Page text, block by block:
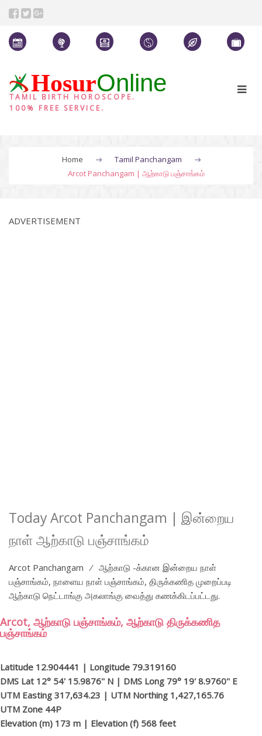
HosurOnline
TAMIL BIRTH HOROSCOPE.
100% FREE SERVICE.
Home
Tamil Panchangam
Arcot Panchangam | ஆற்காடு பஞ்சாங்கம்
ADVERTISEMENT
Today Arcot Panchangam | இன்றைய
நாள் ஆற்காடு பஞ்சாங்கம்
Arcot Panchangam ⁄ ஆற்காடு -க்கான இன்றைய நாள்
பஞ்சாங்கம், நாளைய நாள் பஞ்சாங்கம், திருக்கணித முறைப்படி
ஆற்காடு நெட்டாங்கு அகலாங்கு வைத்து கணக்கிடப்பட்டது.
Arcot, ஆற்காடு பஞ்சாங்கம், ஆற்காடு திருக்கணித
பஞ்சாங்கம்
Latitude 12.904441 | Longitude 79.319160
DMS Lat 12° 54' 15.9876'' N | DMS Long 79° 19' 8.9760'' E
UTM Easting 317,634.23 | UTM Northing 1,427,165.76
UTM Zone 44P
Elevation (m) 173 m | Elevation (f) 568 feet